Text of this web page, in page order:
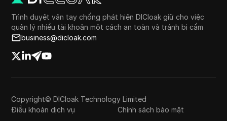
Trình duyệt vân tay chống phát hiện DICloak giữ cho việc
quản lý nhiều tài khoản một cách an toàn và tránh bị cấm
business@dicloak.com
Copyright© DICloak Technology Limited
Điều khoản dịch vụ
Chính sách bảo mật